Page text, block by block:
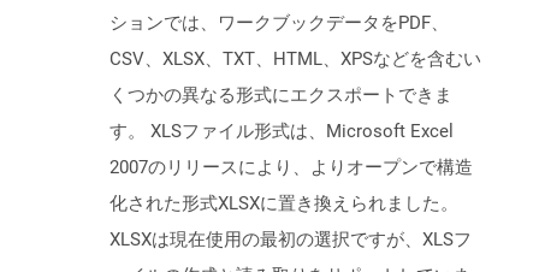
ションでは、ワークブックデータをPDF、
CSV、XLSX、TXT、HTML、XPSなどを含むい
くつかの異なる形式にエクスポートできま
す。 XLSファイル形式は、Microsoft Excel
2007のリリースにより、よりオープンで構造
化された形式XLSXに置き換えられました。
XLSXは現在使用の最初の選択ですが、XLSフ